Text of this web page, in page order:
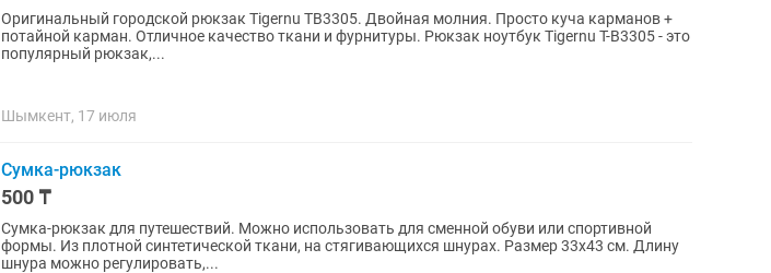
Оригинальный городской рюкзак Tigernu TB3305. Двойная молния. Просто куча карманов +
потайной карман. Отличное качество ткани и фурнитуры. Рюкзак ноутбук Tigernu T-B3305 - это
популярный рюкзак,...
Шымкент, 17 июля
Сумка-рюкзак
500 ₸
Сумка-рюкзак для путешествий. Можно использовать для сменной обуви или спортивной
формы. Из плотной синтетической ткани, на стягивающихся шнурах. Размер 33х43 см. Длину
шнура можно регулировать,...